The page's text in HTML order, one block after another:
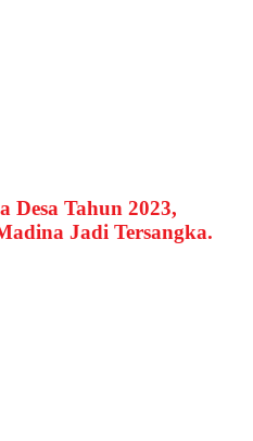
Desa Tahun 2023,
Jadi Tersangka.